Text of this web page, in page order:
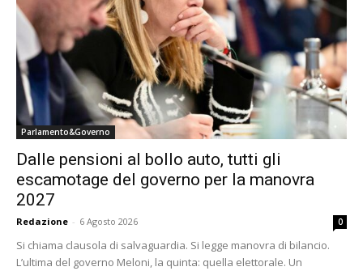
Parlamento&Governo
Dalle pensioni al bollo auto, tutti gli
escamotage del governo per la manovra
2027
Redazione - 6 Agosto 2026 0
Si chiama clausola di salvaguardia. Si legge manovra di bilancio.
L’ultima del governo Meloni, la quinta: quella elettorale. Un